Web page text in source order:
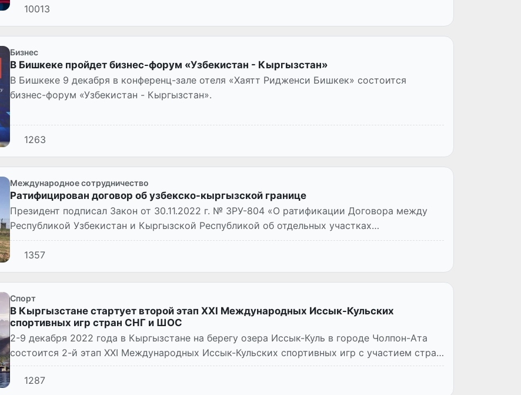
10013
Бизнес
В Бишкеке пройдет бизнес-форум «Узбекистан - Кыргызстан»
В Бишкеке 9 декабря в конференц-зале отеля «Хаятт Ридженси Бишкек» состоится
бизнес-форум «Узбекистан - Кыргызстан».
1263
Международное сотрудничество
Ратифицирован договор об узбекско-кыргызской границе
Президент подписал Закон от 30.11.2022 г. № ЗРУ-804 «О ратификации Договора между
Республикой Узбекистан и Кыргызской Республикой об отдельных участках
государственной границы». За...
1357
Спорт
В Кыргызстане стартует второй этап ХХI Международных Иссык-Кульских
спортивных игр стран СНГ и ШОС
2-9 декабря 2022 года в Кыргызстане на берегу озера Иссык-Куль в городе Чолпон-Ата
состоится 2-й этап ХХI Международных Иссык-Кульских спортивных игр с участием стран
СНГ и ШОС.
1287